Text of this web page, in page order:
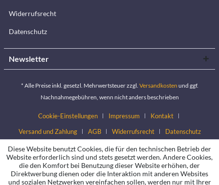
Widerrufsrecht
Datenschutz
Newsletter
* Alle Preise inkl. gesetzl. Mehrwertsteuer zzgl. Versandkosten und ggf.
Nachnahmegebühren, wenn nicht anders beschrieben
Cookie-Einstellungen Impressum
Kontakt
Versand und Zahlung
AGB Widerrufsrecht Datenschutz
Diese Website benutzt Cookies, die für den technischen Betrieb der
Website erforderlich sind und stets gesetzt werden. Andere Cookies,
die den Komfort bei Benutzung dieser Website erhöhen, der
Direktwerbung dienen oder die Interaktion mit anderen Websites
und sozialen Netzwerken vereinfachen sollen, werden nur mit Ihrer